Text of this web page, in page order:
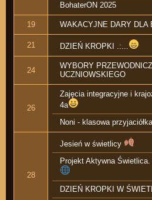
BohaterON 2025
19 WAKACYJNE DARY DLA
21 DZIEŃ KROPKI .:...
24
WYBORY
UCZNIOWSKIEGO
26
Zajęcia integracyjne i
4a
Noni - klasowa przyjaciółka
28
Jesień w świetlicy
Projekt Aktywna Świetlica.
DZIEŃ KROPKI W